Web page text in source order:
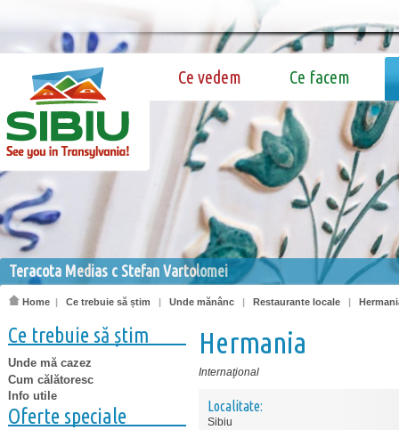
Ce vedem Ce facem
Teracota Medias c Stefan Vartolomei
Home | Ce trebuie să știm | Unde mănânc | Restaurante locale |
Ce trebuie să știm
Unde mă cazez
Cum călătoresc
Info utile
Oferte speciale
Hermania
Internaţional
Localitate:
Sibiu